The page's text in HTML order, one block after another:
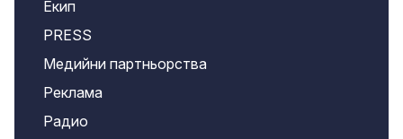
Екип
PRESS
Медийни партньорства
Реклама
Радио